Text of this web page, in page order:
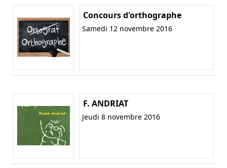
Concours d'orthographe
Samedi 12 novembre 2016
F. ANDRIAT
Jeudi 8 novembre 2016